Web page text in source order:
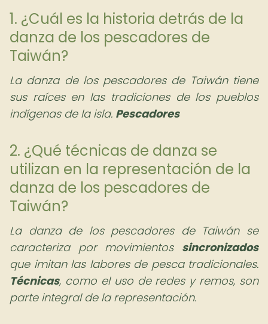
1. ¿Cuál es la historia detrás de la
danza de los pescadores de
Taiwán?
La danza de los pescadores de Taiwán tiene
sus raíces en las tradiciones de los pueblos
indígenas de la isla. Pescadores
2. ¿Qué técnicas de danza se
utilizan en la representación de la
danza de los pescadores de
Taiwán?
La danza de los pescadores de Taiwán se
caracteriza por movimientos sincronizados
que imitan las labores de pesca tradicionales.
Técnicas, como el uso de redes y remos, son
parte integral de la representación.